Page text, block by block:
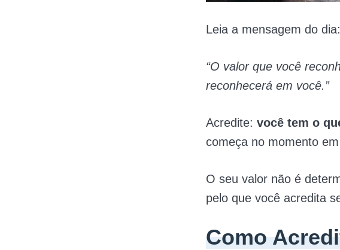
Leia a mensagem do dia:
“O valor que você
reconhecerá em você.”
Acredite: você tem o
começa no momento
O seu valor não é
pelo que você acredita
Como